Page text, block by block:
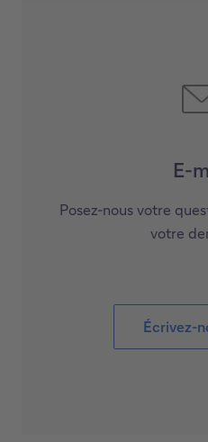
E-
Posez-nous votre
votre
Écrivez-